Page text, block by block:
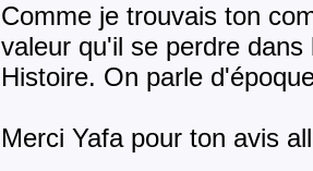
Comme je trouvais ton
valeur qu'il se perdre
Histoire. On parle
Merci Yafa pour ton avis